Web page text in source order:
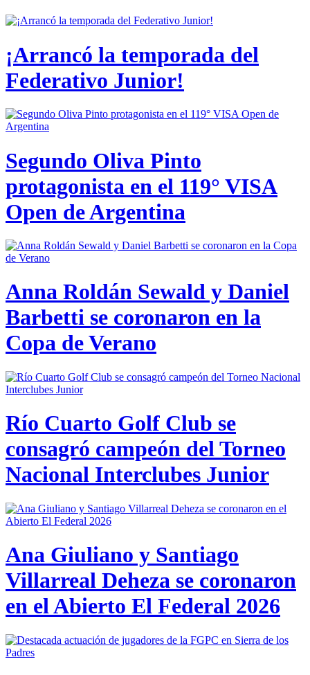
¡Arrancó la temporada del
Federativo Junior!
Segundo Oliva Pinto
protagonista en el 119° VISA
Open de Argentina
Anna Roldán Sewald y Daniel
Barbetti se coronaron en la
Copa de Verano
Río Cuarto Golf Club se
consagró campeón del Torneo
Nacional Interclubes Junior
Ana Giuliano y Santiago
Villarreal Deheza se coronaron
en el Abierto El Federal 2026